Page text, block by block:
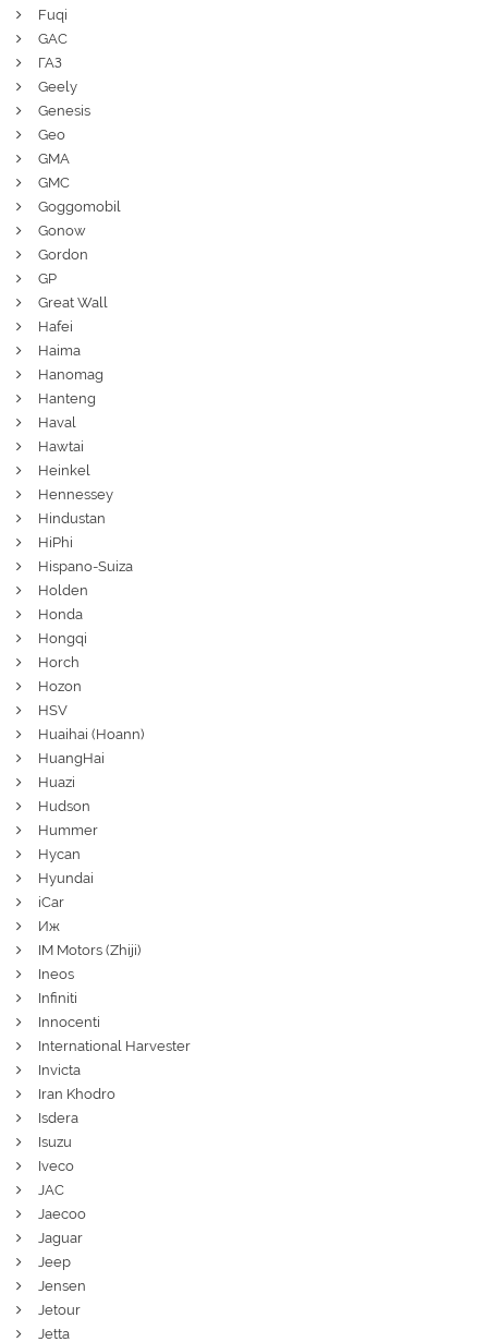
Fuqi
GAC
ГАЗ
Geely
Genesis
Geo
GMA
GMC
Goggomobil
Gonow
Gordon
GP
Great Wall
Hafei
Haima
Hanomag
Hanteng
Haval
Hawtai
Heinkel
Hennessey
Hindustan
HiPhi
Hispano-Suiza
Holden
Honda
Hongqi
Horch
Hozon
HSV
Huaihai (Hoann)
HuangHai
Huazi
Hudson
Hummer
Hycan
Hyundai
iCar
Иж
IM Motors (Zhiji)
Ineos
Infiniti
Innocenti
International Harvester
Invicta
Iran Khodro
Isdera
Isuzu
Iveco
JAC
Jaecoo
Jaguar
Jeep
Jensen
Jetour
Jetta